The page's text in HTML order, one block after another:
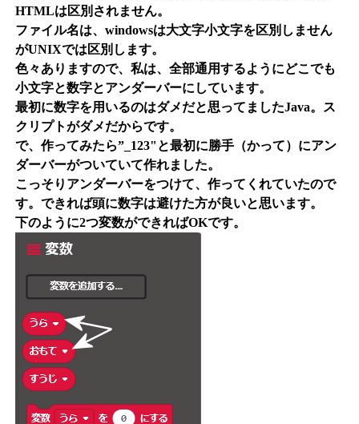
HTMLは区別されません。
ファイル名は、windowsは大文字小文字を区別しません
がUNIXでは区別します。
色々ありますので、私は、全部通用するようにどこでも
小文字と数字とアンダーバーにしています。
最初に数字を用いるのはダメだと思ってましたJava。ス
クリプトがダメだからです。
で、作ってみたら”_123"と最初に勝手（かって）にアン
ダーバーがついていて作れました。
こっそりアンダーバーをつけて、作ってくれていたので
す。できれば頭に数字は避けた方が良いと思います。
下のように2つ変数ができればOKです。